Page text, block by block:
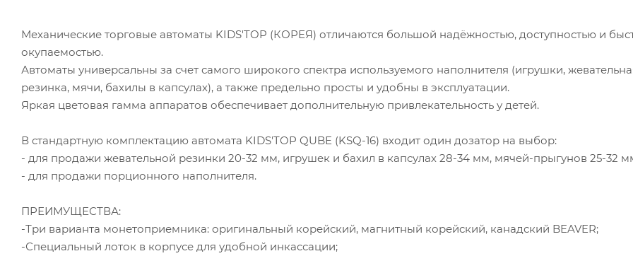
Механические торговые автоматы KIDS'TOP (КОРЕЯ) отличаются большой надёжностью, доступностью и
окупаемостью.
Автоматы универсальны за счет самого широкого спектра используемого наполнителя (игрушки,
резинка, мячи, бахилы в капсулах), а также предельно просты и удобны в эксплуатации.
Яркая цветовая гамма аппаратов обеспечивает дополнительную привлекательность у детей.
В стандартную комплектацию автомата KIDS'TOP QUBE (KSQ-16) входит один дозатор на выбор:
- для продажи жевательной резинки 20-32 мм, игрушек и бахил в капсулах 28-34 мм, мячей-прыгунов 25-32
- для продажи порционного наполнителя.
ПРЕИМУЩЕСТВА:
-Три варианта монетоприемника: оригинальный корейский, магнитный корейский, канадский BEAVER;
-Специальный лоток в корпусе для удобной инкассации;